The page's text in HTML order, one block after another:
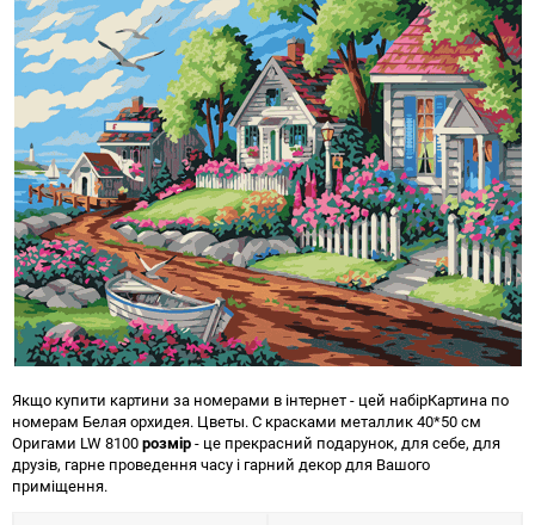
Якщо купити картини за номерами в інтернет - цей набірКартина по
номерам Белая орхидея. Цветы. С красками металлик 40*50 см
Оригами LW 8100розмір- це прекрасний подарунок, для себе, для
друзів, гарне проведення часу і гарний декор для Вашого
приміщення.